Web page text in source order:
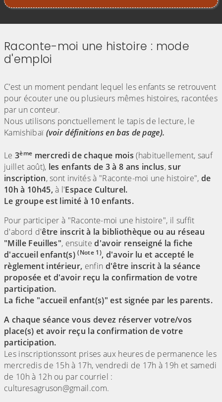
Raconte-moi une histoire : mode
d'emploi
C’est un moment pendant lequel les enfants se retrouvent
pour écouter une ou plusieurs mêmes histoires, racontées
par un conteur.
Nous utilisons ponctuellement le tapis de lecture, le
Kamishibaï (voir définitions en bas de page).
Le 3ème mercredi de chaque mois (habituellement, sauf
juillet août), les enfants de 3 à 8 ans inclus,sur
inscription, sont invités à "Raconte-moi une histoire", de
10h à 10h45, à l'Espace Culturel.
Le groupe est limité à 10 enfants.
Pour participer à "Raconte-moi une histoire", il suffit
d'abord d'être inscrit à la bibliothèque ou au réseau
"Mille Feuilles", ensuited'avoir renseigné la fiche
d'accueil enfant(s)(Note 1), d'avoir lu et accepté le
règlement intérieur, enfin d'être inscrit à la séance
proposée et d'avoir reçu la confirmation de votre
participation.
La fiche "accueil enfant(s)" est signée par les parents.
A chaque séance vous devez réserver votre/vos
place(s) et avoir reçu la confirmation de votre
participation.
Les inscriptionssont prises aux heures de permanence les
mercredis de 15h à 17h, vendredi de 17h à 19h et samedi
de 10h à 12h ou par courriel :
culturesagruson@gmail.com.